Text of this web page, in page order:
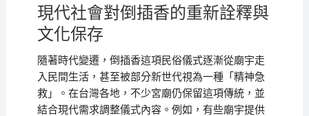
現代社會對倒插香的重新詮釋與
文化保存
隨著時代變遷，倒插香這項民俗儀式逐漸從廟宇走
入民間生活，甚至被部分新世代視為一種「精神急
救」。在台灣各地，不少宮廟仍保留這項傳統，並
結合現代需求調整儀式內容。例如，有些廟宇提供